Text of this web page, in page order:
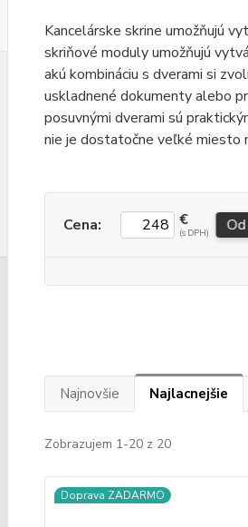
Kancelárske skrine umožňujú
skriňové moduly umožňujú
akú kombináciu s dverami si
uskladnené dokumenty alebo
posuvnými dverami sú
nie je dostatočne veľké miesto
Cena: € Od
Najnovšie Najlacnejšie
Zobrazujem 1-20 z 20
Doprava ZADARMO